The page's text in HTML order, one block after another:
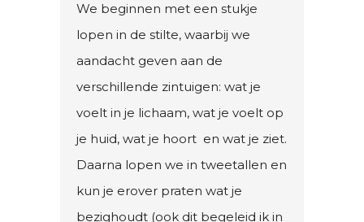
We beginnen met een stukje
lopen in de stilte, waarbij we
aandacht geven aan de
verschillende zintuigen: wat je
voelt in je lichaam, wat je voelt op
je huid, wat je hoort en wat je ziet.
Daarna lopen we in tweetallen en
kun je erover praten wat je
bezighoudt (ook dit begeleid ik in